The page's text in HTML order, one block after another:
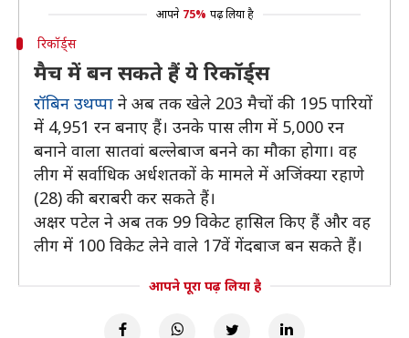
आपने 75% पढ़ लिया है
रिकॉर्ड्स
मैच में बन सकते हैं ये रिकॉर्ड्स
रॉबिन उथप्पा ने अब तक खेले 203 मैचों की 195 पारियों
में 4,951 रन बनाए हैं। उनके पास लीग में 5,000 रन
बनाने वाला सातवां बल्लेबाज बनने का मौका होगा। वह
लीग में सर्वाधिक अर्धशतकों के मामले में अजिंक्या रहाणे
(28) की बराबरी कर सकते हैं।
अक्षर पटेल ने अब तक 99 विकेट हासिल किए हैं और वह
लीग में 100 विकेट लेने वाले 17वें गेंदबाज बन सकते हैं।
आपने पूरा पढ़ लिया है